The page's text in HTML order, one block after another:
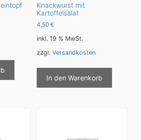
Knackwurst mit
Kartoffelsalat
4,50 €
inkl. 19 % MwSt.
zzgl. Versandkosten
In den Warenkorb